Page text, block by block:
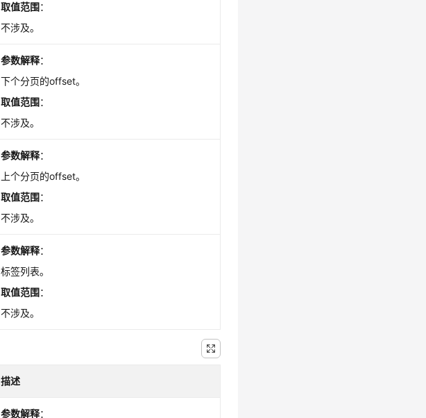
取值范围：
不涉及。
参数解释：
下个分页的offset。
取值范围：
不涉及。
参数解释：
上个分页的offset。
取值范围：
不涉及。
参数解释：
标签列表。
取值范围：
不涉及。
描述
参数解释：